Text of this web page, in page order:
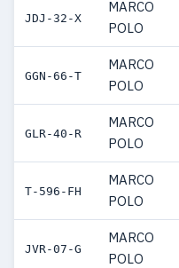
JDJ-32-X
MARCO
POLO
GGN-66-T
MARCO
POLO
GLR-40-R
MARCO
POLO
T-596-FH
MARCO
POLO
JVR-07-G
MARCO
POLO